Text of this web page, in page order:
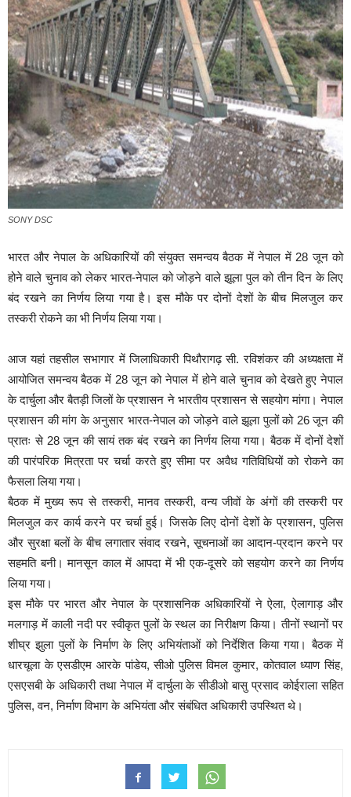
SONY DSC
भारत और नेपाल के अधिकारियों की संयुक्त समन्वय बैठक में नेपाल में 28 जून को
होने वाले चुनाव को लेकर भारत-नेपाल को जोड़ने वाले झूला पुल को तीन दिन के लिए
बंद रखने का निर्णय लिया गया है। इस मौके पर दोनों देशों के बीच मिलजुल कर
तस्करी रोकने का भी निर्णय लिया गया।
आज यहां तहसील सभागार में जिलाधिकारी पिथौरागढ़ सी. रविशंकर की अध्यक्षता में
आयोजित समन्वय बैठक में 28 जून को नेपाल में होने वाले चुनाव को देखते हुए नेपाल
के दार्चुला और बैतड़ी जिलों के प्रशासन ने भारतीय प्रशासन से सहयोग मांगा। नेपाल
प्रशासन की मांग के अनुसार भारत-नेपाल को जोड़ने वाले झूला पुलों को 26 जून की
प्रातः से 28 जून की सायं तक बंद रखने का निर्णय लिया गया। बैठक में दोनों देशों
की पारंपरिक मित्रता पर चर्चा करते हुए सीमा पर अवैध गतिविधियों को रोकने का
फैसला लिया गया।
बैठक में मुख्य रूप से तस्करी, मानव तस्करी, वन्य जीवों के अंगों की तस्करी पर
मिलजुल कर कार्य करने पर चर्चा हुई। जिसके लिए दोनों देशों के प्रशासन, पुलिस
और सुरक्षा बलों के बीच लगातार संवाद रखने, सूचनाओं का आदान-प्रदान करने पर
सहमति बनी। मानसून काल में आपदा में भी एक-दूसरे को सहयोग करने का निर्णय
लिया गया।
इस मौके पर भारत और नेपाल के प्रशासनिक अधिकारियों ने ऐला, ऐलागाड़ और
मलगाड़ में काली नदी पर स्वीकृत पुलों के स्थल का निरीक्षण किया। तीनों स्थानों पर
शीघ्र झुला पुलों के निर्माण के लिए अभियंताओं को निर्देशित किया गया। बैठक में
धारचूला के एसडीएम आरके पांडेय, सीओ पुलिस विमल कुमार, कोतवाल ध्याण सिंह,
एसएसबी के अधिकारी तथा नेपाल में दार्चुला के सीडीओ बासु प्रसाद कोईराला सहित
पुलिस, वन, निर्माण विभाग के अभियंता और संबंधित अधिकारी उपस्थित थे।